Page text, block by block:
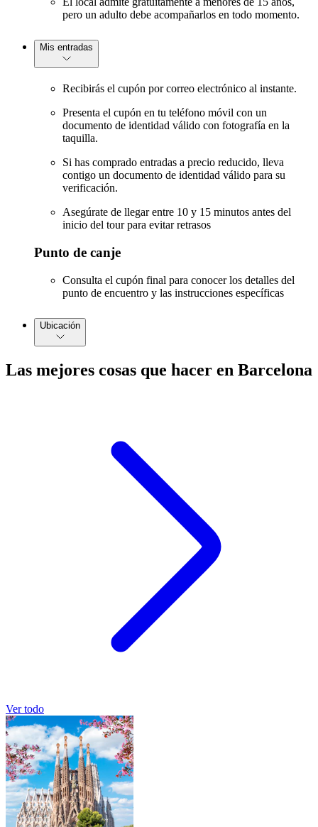
pero un adulto debe acompañarlos en todo momento.
Mis entradas
Recibirás el cupón por correo electrónico al instante.
Presenta el cupón en tu teléfono móvil con un
documento de identidad válido con fotografía en la
taquilla.
Si has comprado entradas a precio reducido, lleva
contigo un documento de identidad válido para su
verificación.
Asegúrate de llegar entre 10 y 15 minutos antes del
inicio del tour para evitar retrasos
Punto de canje
Consulta el cupón final para conocer los detalles del
punto de encuentro y las instrucciones específicas
Ubicación
Las mejores cosas que hacer en Barcelona
Ver todo